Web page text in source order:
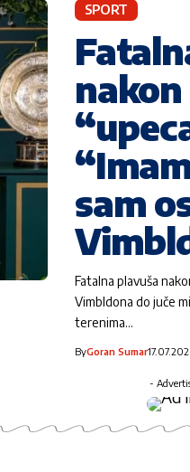
SPORT
sam
Fatalna plavuša
Vimbldona do juče
terenima…
ByGoran Sumar
-